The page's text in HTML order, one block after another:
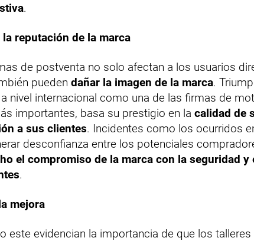
.
reputación de la marca
de postventa no solo afectan a los usuarios
pueden dañar la imagen de la marca.
nivel internacional como una de las firmas de
importantes, basa su prestigio en la calidad de
a sus clientes. Incidentes como los ocurridos
desconfianza entre los potenciales
el compromiso de la marca con la seguridad y
.
mejora
este evidencian la importancia de que los